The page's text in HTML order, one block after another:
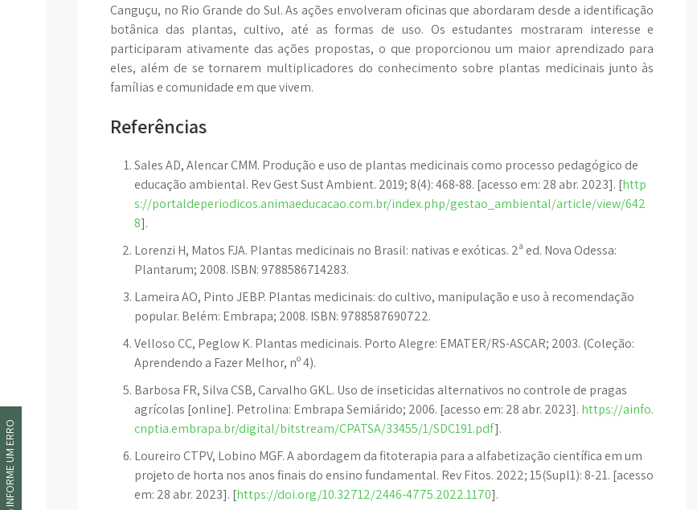
Canguçu, no Rio Grande do Sul. As ações envolveram oficinas que abordaram desde a identificação
botânica das plantas, cultivo, até as formas de uso. Os estudantes mostraram interesse e
participaram ativamente das ações propostas, o que proporcionou um maior aprendizado para
eles, além de se tornarem multiplicadores do conhecimento sobre plantas medicinais junto às
famílias e comunidade em que vivem.
Referências
Sales AD, Alencar CMM. Produção e uso de plantas medicinais como processo pedagógico de
educação ambiental. Rev Gest Sust Ambient. 2019; 8(4): 468-88. [acesso em: 28 abr. 2023]. [http
s://portaldeperiodicos.animaeducacao.com.br/index.php/gestao_ambiental/article/view/642
8].
Lorenzi H, Matos FJA. Plantas medicinais no Brasil: nativas e exóticas. 2ª ed. Nova Odessa:
Plantarum; 2008. ISBN: 9788586714283.
Lameira AO, Pinto JEBP. Plantas medicinais: do cultivo, manipulação e uso à recomendação
popular. Belém: Embrapa; 2008. ISBN: 9788587690722.
Velloso CC, Peglow K. Plantas medicinais. Porto Alegre: EMATER/RS-ASCAR; 2003. (Coleção:
Aprendendo a Fazer Melhor, nº 4).
Barbosa FR, Silva CSB, Carvalho GKL. Uso de inseticidas alternativos no controle de pragas
agrícolas [online]. Petrolina: Embrapa Semiárido; 2006. [acesso em: 28 abr. 2023]. https://ainfo.
cnptia.embrapa.br/digital/bitstream/CPATSA/33455/1/SDC191.pdf].
Loureiro CTPV, Lobino MGF. A abordagem da fitoterapia para a alfabetização científica em um
projeto de horta nos anos finais do ensino fundamental. Rev Fitos. 2022; 15(Supl1): 8-21. [acesso
em: 28 abr. 2023]. [https://doi.org/10.32712/2446-4775.2022.1170].
INFORME UM ERRO